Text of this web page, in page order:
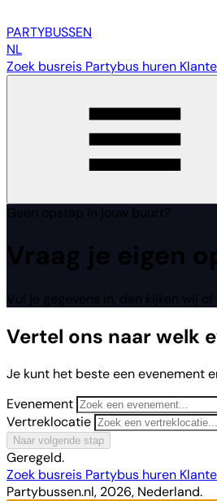
PARTYBUSSEN
NL
Zoek busreis Partybus huren
Geen opstap in jouw buurt?
Vraag je eigen
Vul je gegevens in, dan kijken wij
Vertel ons naar welk
Je kunt het beste een evenement
Evenement
Vertreklocatie
Naar volgende stap
Geregeld.
Zoek busreis Partybus huren
Partybussen.nl, 2026, Nederland.